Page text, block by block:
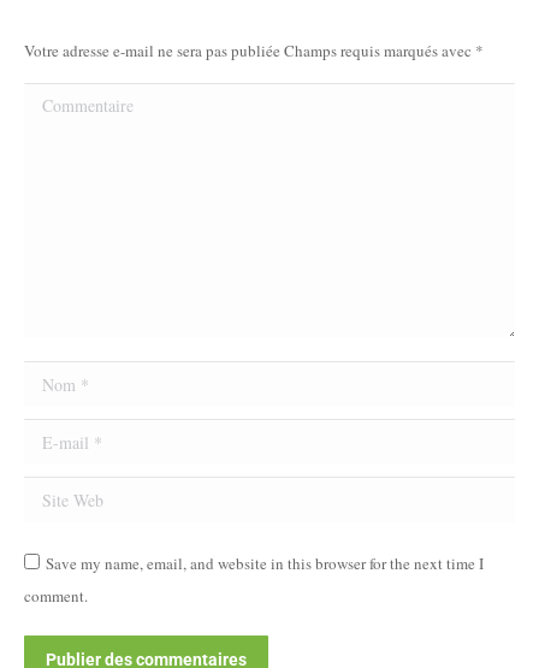
Votre adresse e-mail ne sera pas publiée Champs requis marqués avec *
Commentaire
Nom *
E-mail *
Site Web
Save my name, email, and website in this browser for the next time I
comment.
Publier des commentaires